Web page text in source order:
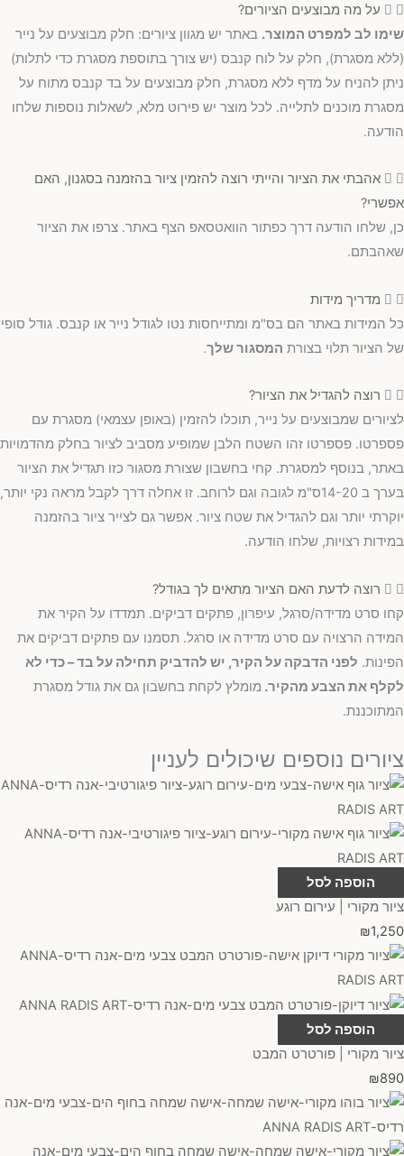
על מה מבוצעים הציורים?
שימו לב למפרט המוצר. באתר יש מגוון ציורים: חלק מבוצעים על נייר
(ללא מסגרת), חלק על לוח קנבס (יש צורך בתוספת מסגרת כדי לתלות)
ניתן להניח על מדף ללא מסגרת, חלק מבוצעים על בד קנבס מתוח על
מסגרת מוכנים לתלייה. לכל מוצר יש פירוט מלא, לשאלות נוספות שלחו
הודעה.
אהבתי את הציור והייתי רוצה להזמין ציור בהזמנה בסגנון, האם
אפשרי?
כן, שלחו הודעה דרך כפתור הוואטסאפ הצף באתר. צרפו את הציור
שאהבתם.
מדריך מידות
כל המידות באתר הם בס"מ ומתייחסות נטו לגודל נייר או קנבס. גודל סופי
של הציור תלוי בצורת המסגור שלך.
רוצה להגדיל את הציור?
לציורים שמבוצעים על נייר, תוכלו להזמין (באופן עצמאי) מסגרת עם
פספרטו. פספרטו זהו השטח הלבן שמופיע מסביב לציור בחלק מהדמויות
באתר, בנוסף למסגרת. קחי בחשבון שצורת מסגור כזו תגדיל את הציור
בערך ב 14-20ס"מ לגובה וגם לרוחב. זו אחלה דרך לקבל מראה נקי יותר,
יוקרתי יותר וגם להגדיל את שטח ציור. אפשר גם לצייר ציור בהזמנה
במידות רצויות, שלחו הודעה.
רוצה לדעת האם הציור מתאים לך בגודל?
קחו סרט מדידה/סרגל, עיפרון, פתקים דביקים. תמדדו על הקיר את
המידה הרצויה עם סרט מדידה או סרגל. תסמנו עם פתקים דביקים את
הפינות. לפני הדבקה על הקיר, יש להדביק תחילה על בד – כדי לא
לקלף את הצבע מהקיר. מומלץ לקחת בחשבון גם את גודל מסגרת
המתוכננת.
ציורים נוספים שיכולים לעניין
הוספה לסל
ציור מקורי | עירום רוגע
₪1,250
הוספה לסל
ציור מקורי | פורטרט המבט
₪890